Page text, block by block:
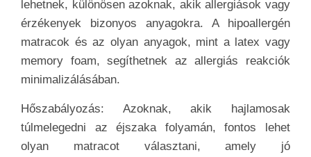
lehetnek, különösen azoknak, akik allergiások vagy
érzékenyek bizonyos anyagokra. A hipoallergén
matracok és az olyan anyagok, mint a latex vagy
memory foam, segíthetnek az allergiás reakciók
minimalizálásában.
Hőszabályozás: Azoknak, akik hajlamosak
túlmelegedni az éjszaka folyamán, fontos lehet
olyan matracot választani, amely jó